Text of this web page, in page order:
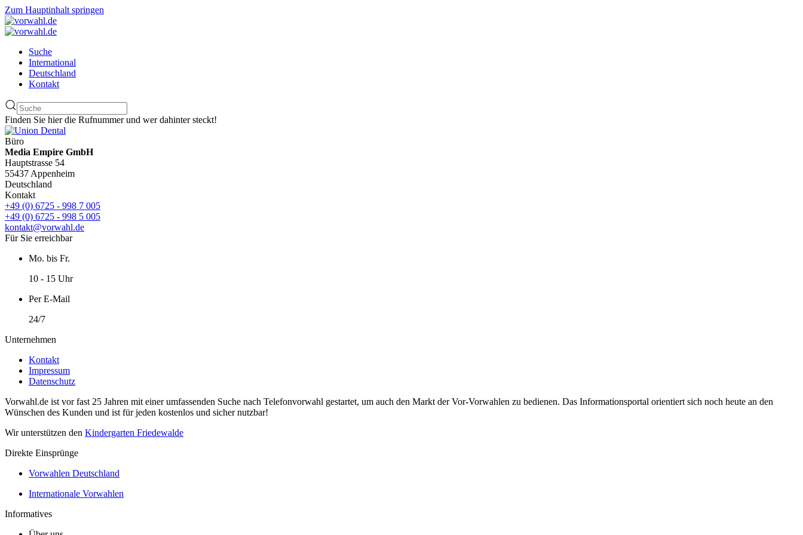
Zum Hauptinhalt springen
Suche
International
Deutschland
Kontakt
Finden Sie hier die Rufnummer und wer dahinter steckt!
Büro
Media Empire GmbH
Hauptstrasse 54
55437 Appenheim
Deutschland
Kontakt
+49 (0) 6725 - 998 7 005
+49 (0) 6725 - 998 5 005
kontakt@vorwahl.de
Für Sie erreichbar
Mo. bis Fr.
10 - 15 Uhr
Per E-Mail
24/7
Unternehmen
Kontakt
Impressum
Datenschutz
Vorwahl.de ist vor fast 25 Jahren mit einer umfassenden Suche nach Telefonvorwahl gestartet, um auch den Markt der Vor-Vorwahlen zu bedienen. Das Informationsportal orientiert sich noch heute an den
Wünschen des Kunden und ist für jeden kostenlos und sicher nutzbar!
Wir unterstützen den Kindergarten Friedewalde
Direkte Einsprünge
Vorwahlen Deutschland
Internationale Vorwahlen
Informatives